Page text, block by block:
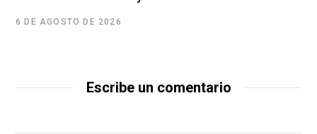
6 DE AGOSTO DE 2026
Escribe un comentario